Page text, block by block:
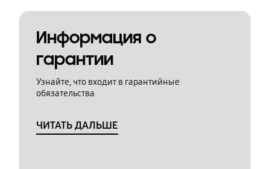
Информация о
гарантии
Узнайте, что входит в гарантийные
обязательства
ЧИТАТЬ ДАЛЬШЕ